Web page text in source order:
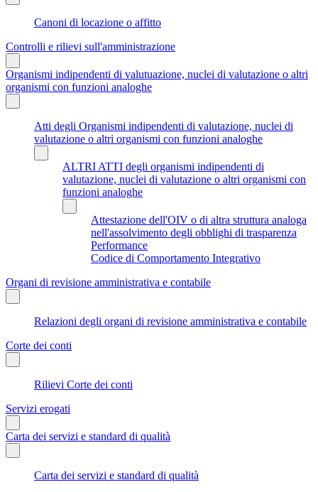
Canoni di locazione o affitto
Controlli e rilievi sull'amministrazione
Organismi indipendenti di valutuazione, nuclei di valutazione o altri
organismi con funzioni analoghe
Atti degli Organismi indipendenti di valutazione, nuclei di
valutazione o altri organismi con funzioni analoghe
ALTRI ATTI degli organismi indipendenti di
valutazione, nuclei di valutazione o altri organismi con
funzioni analoghe
Attestazione dell'OIV o di altra struttura analoga
nell'assolvimento degli obblighi di trasparenza
Performance
Codice di Comportamento Integrativo
Organi di revisione amministrativa e contabile
Relazioni degli organi di revisione amministrativa e contabile
Corte dei conti
Rilievi Corte dei conti
Servizi erogati
Carta dei servizi e standard di qualità
Carta dei servizi e standard di qualità